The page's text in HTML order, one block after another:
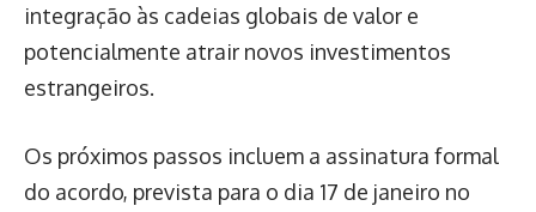
integração às cadeias globais de valor e
potencialmente atrair novos investimentos
estrangeiros.
Os próximos passos incluem a assinatura formal
do acordo, prevista para o dia 17 de janeiro no